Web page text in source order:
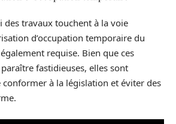
des travaux touchent à la voie
d’occupation temporaire du
requise. Bien que ces
fastidieuses, elles sont
conformer à la législation et éviter des